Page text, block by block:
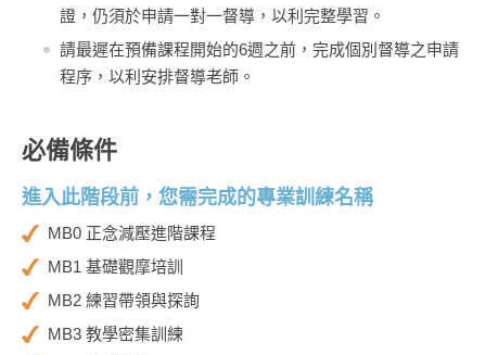
證，仍須於申請一對一督導，以利完整學習。
請最遲在預備課程開始的6週之前，完成個別督導之申請
程序，以利安排督導老師。
必備條件
進入此階段前，您需完成的專業訓練名稱
MB0 正念減壓進階課程
MB1 基礎觀摩培訓
MB2 練習帶領與探詢
MB3 教學密集訓練